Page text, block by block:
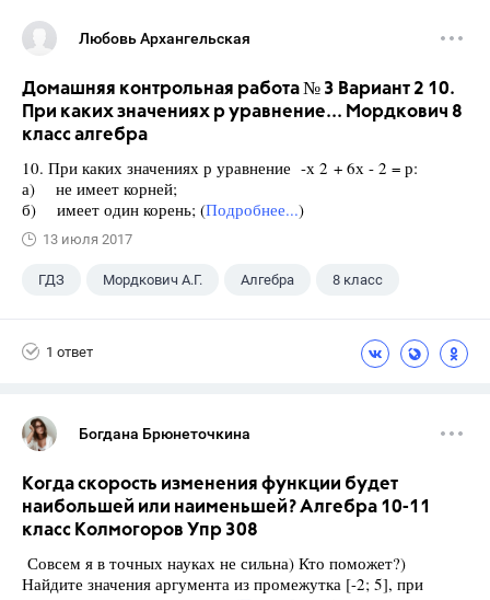
Любовь Архангельская
Домашняя контрольная работа № 3 Вариант 2 10.
При каких значениях р уравнение... Мордкович 8
класс алгебра
10. При каких значениях р уравнение -х 2 + 6х - 2 = р:
а) не имеет корней;
б) имеет один корень; (Подробнее...)
13 июля 2017
ГДЗ Мордкович А.Г. Алгебра 8 класс
1 ответ
Богдана Брюнеточкина
Когда скорость изменения функции будет
наибольшей или наименьшей? Алгебра 10-11
класс Колмогоров Упр 308
Совсем я в точных науках не сильна) Кто поможет?)
Найдите значения аргумента из промежутка [-2; 5], при